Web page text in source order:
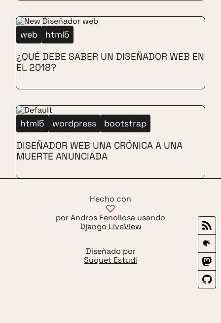
web html5
¿QUÉ DEBE SABER UN DISEÑADOR WEB EN
EL 2018?
html5 wordpress bootstrap
DISEÑADOR WEB UNA CRÓNICA A UNA
MUERTE ANUNCIADA
Hecho con
por Andros Fenollosa usando
Django LiveView
Diseñado por
Suquet Estudi